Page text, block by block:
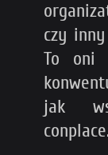
czy
To oni
jak
conplace.